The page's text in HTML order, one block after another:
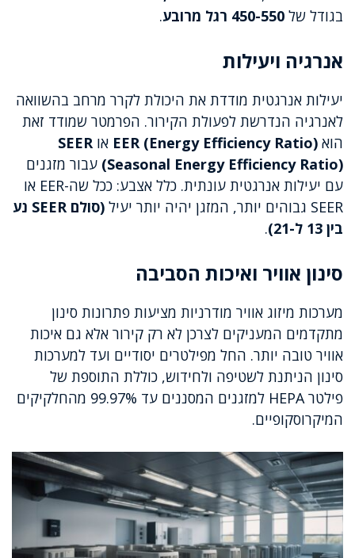
בגודל של 450-550 רגל מרובע .
אנרגיה ויעילות
יעילות אנרגטית מודדת את היכולת לקרר מרחב בהשוואה
לאנרגיה הנדרשת לפעולת הקירור. הפרמטר שמודד זאת
הוא EER (Energy Efficiency Ratio) או SEER
(Seasonal Energy Efficiency Ratio) עבור מזגנים
עם יעילות אנרגטית עונתית. כלל אצבע: ככל שה-EER או
SEER גבוהים יותר, המזגן יהיה יותר יעיל
(סולם SEER נע
בין 13 ל-21)
.
סינון אוויר ואיכות הסביבה
מערכות מיזוג אוויר מודרניות מציעות פתרונות סינון
מתקדמים המעניקים לצרכן לא רק קירור אלא גם איכות
אוויר טובה יותר. החל מפילטרים יסודיים ועד למערכות
סינון הניתנת לשטיפה ולחידוש, כוללת התוספת של
פילטר HEPA למזגנים המסננים עד 99.97% מהחלקיקים
המיקרוסקופיים.